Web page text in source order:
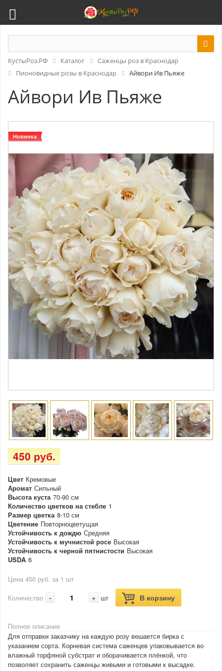
КустыРоз.РФ Каталог
Саженцы роз в Краснодар
Пионовидные розы в Краснодар
Айвори Ив Пьяже
Айвори Ив Пьяже
Новинка
450 руб.
Цвет Кремовые
Аромат Сильный
Высота куста 70-90 см
Количество цветков на стебле 1
Размер цветка 8-10 см
Цветение Повторноцветущая
Устойчивость к дождю Средняя
Устойчивость к мучнистой росе Высокая
Устойчивость к черной пятнистости Высокая
USDA 6
Цена 450 руб. за 1 шт
Количество
- + шт В корзину
Полное описание
Для отправки заказчику на каждую розу вешается бирка с
указанием сорта. Корневая система саженцев упаковывается во
влажный торфяной субстрат и оборачивается плёнкой, что
позволяет сохранить саженцы живыми и готовыми к высадке.